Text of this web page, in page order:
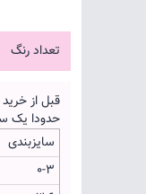
تعداد رنگ
قبل از
حدودا یک
سایزبندی
0-3